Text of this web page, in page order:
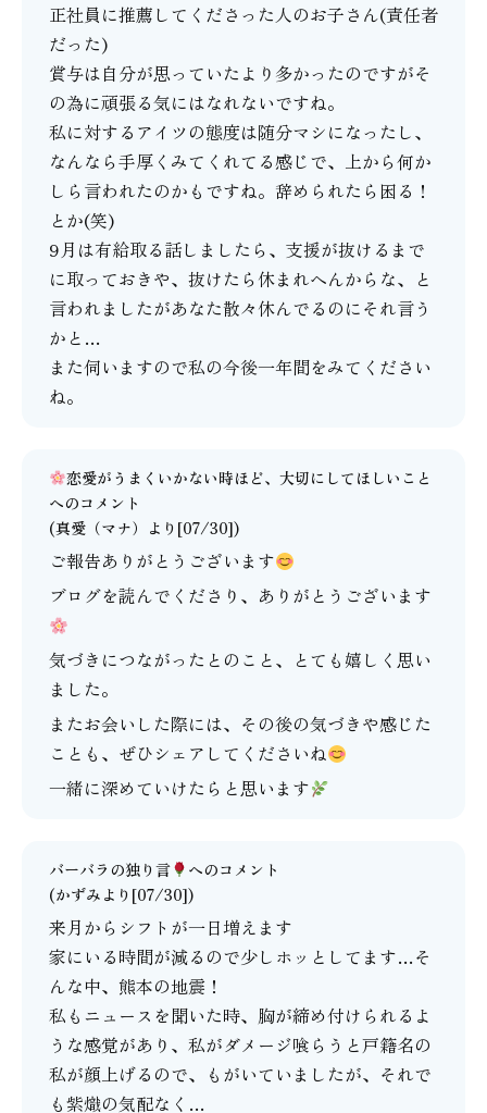
正社員に推薦してくださった人のお子さん(責任者
だった)
賞与は自分が思っていたより多かったのですがそ
の為に頑張る気にはなれないですね。
私に対するアイツの態度は随分マシになったし、
なんなら手厚くみてくれてる感じで、上から何か
しら言われたのかもですね。辞められたら困る！
とか(笑)
9月は有給取る話しましたら、支援が抜けるまで
に取っておきや、抜けたら休まれへんからな、と
言われましたがあなた散々休んでるのにそれ言う
かと…
また伺いますので私の今後一年間をみてください
ね。
恋愛がうまくいかない時ほど、大切にしてほしいこと
へのコメント
(真愛（マナ） より[07/30])
ご報告ありがとうございます
ブログを読んでくださり、ありがとうございます
気づきにつながったとのこと、とても嬉しく思い
ました。
またお会いした際には、その後の気づきや感じた
ことも、ぜひシェアしてくださいね
一緒に深めていけたらと思います
バーバラの独り言
へのコメント
(かずみより[07/30])
来月からシフトが一日増えます
家にいる時間が減るので少しホッとしてます…そ
んな中、熊本の地震！
私もニュースを聞いた時、胸が締め付けられるよ
うな感覚があり、私がダメージ喰らうと戸籍名の
私が顔上げるので、もがいていましたが、それで
も紫熾の気配なく…